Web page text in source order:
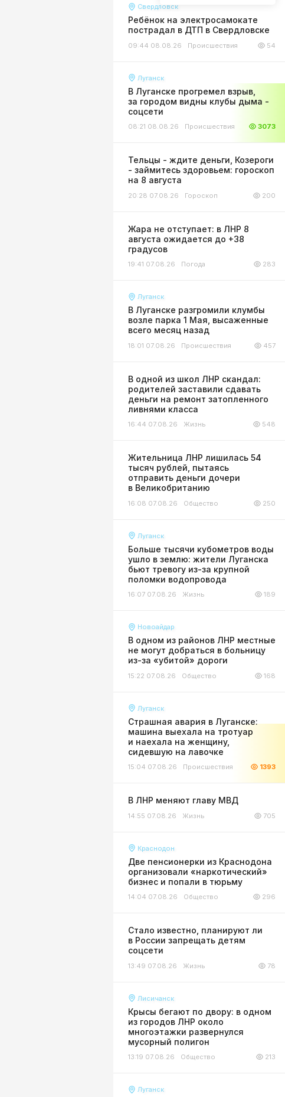
Свердловск
Ребёнок на электросамокате
пострадал в ДТП в Свердловске
09:44 08.08.26 Происшествия 54
Луганск
В Луганске прогремел взрыв,
за городом видны клубы дыма -
соцсети
08:21 08.08.26 Происшествия 3073
Тельцы - ждите деньги, Козероги
- займитесь здоровьем: гороскоп
на 8 августа
20:28 07.08.26 Гороскоп 200
Жара не отступает: в ЛНР 8
августа ожидается до +38
градусов
19:41 07.08.26 Погода 283
Луганск
В Луганске разгромили клумбы
возле парка 1 Мая, высаженные
всего месяц назад
18:01 07.08.26 Происшествия 457
В одной из школ ЛНР скандал:
родителей заставили сдавать
деньги на ремонт затопленного
ливнями класса
16:44 07.08.26 Жизнь 548
Жительница ЛНР лишилась 54
тысяч рублей, пытаясь
отправить деньги дочери
в Великобританию
16:08 07.08.26 Общество 250
Луганск
Больше тысячи кубометров воды
ушло в землю: жители Луганска
бьют тревогу из-за крупной
поломки водопровода
16:07 07.08.26 Жизнь 189
Новоайдар
В одном из районов ЛНР местные
не могут добраться в больницу
из-за «убитой» дороги
15:22 07.08.26 Общество 168
Луганск
Страшная авария в Луганске:
машина выехала на тротуар
и наехала на женщину,
сидевшую на лавочке
15:04 07.08.26 Происшествия 1393
В ЛНР меняют главу МВД
14:55 07.08.26 Жизнь 705
Краснодон
Две пенсионерки из Краснодона
организовали «наркотический»
бизнес и попали в тюрьму
14:04 07.08.26 Общество 296
Стало известно, планируют ли
в России запрещать детям
соцсети
13:49 07.08.26 Жизнь 78
Лисичанск
Крысы бегают по двору: в одном
из городов ЛНР около
многоэтажки развернулся
мусорный полигон
13:19 07.08.26 Общество 213
Луганск